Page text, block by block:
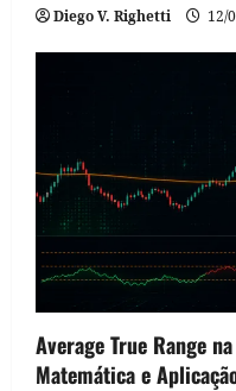
Diego V. Righetti 12/
Average True Range
Matemática e